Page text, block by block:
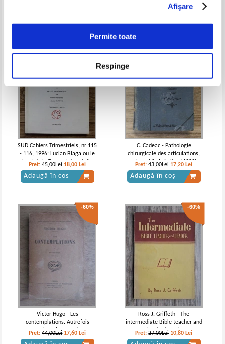
Afişare
Permite toate
Respinge
Adaugă în coș
-60%
SUD Cahiers Trimestriels, nr 115
- 116, 1996: Lucian Blaga ou le
chant de la Terre et des etoiles
Pret:45,00Lei 18,00 Lei
Adaugă în coș
C. Cadeac - Pathologie
chirurgicale des articulations,
volumul 2. Arthrites (1909)
Pret:43,00Lei 17,20 Lei
Adaugă în coș
-60%
Victor Hugo - Les
contemplations. Autrefois
(volumul 1, 1920)
Pret:44,00Lei 17,60 Lei
-60%
Ross J. Griffeth - The
intermediate Bible teacher and
leader (1949)
Pret:27,00Lei 10,80 Lei